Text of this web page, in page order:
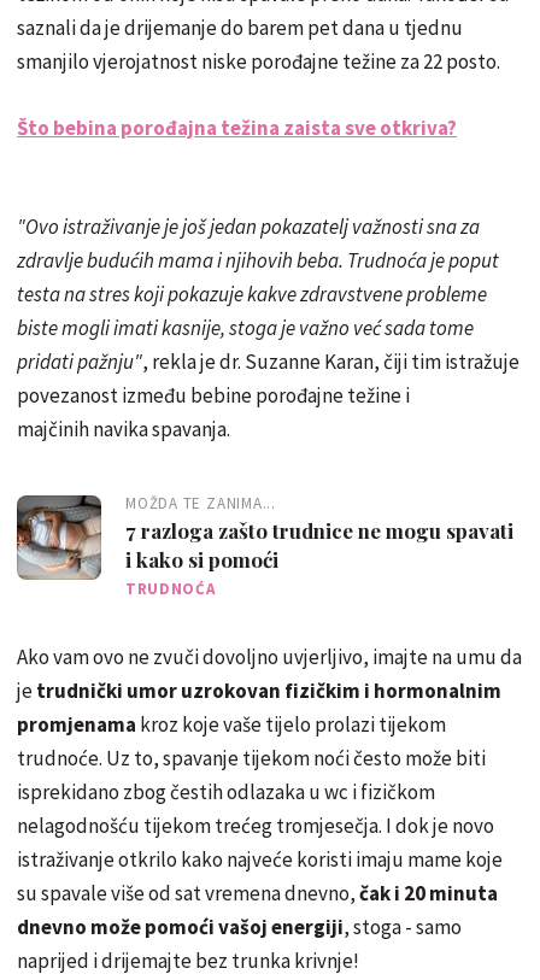
saznali da je drijemanje do barem pet dana u tjednu
smanjilo vjerojatnost niske porođajne težine za 22 posto.
Što bebina porođajna težina zaista sve otkriva?
"Ovo istraživanje je još jedan pokazatelj važnosti sna za
zdravlje budućih mama i njihovih beba. Trudnoća je poput
testa na stres koji pokazuje kakve zdravstvene probleme
biste mogli imati kasnije, stoga je važno već sada tome
pridati pažnju", rekla je dr. Suzanne Karan, čiji tim istražuje
povezanost između bebine porođajne težine i
majčinih navika spavanja.
MOŽDA TE ZANIMA...
7 razloga zašto trudnice ne mogu spavati
i kako si pomoći
TRUDNOĆA
Ako vam ovo ne zvuči dovoljno uvjerljivo, imajte na umu da
jetrudnički umor uzrokovan fizičkim i hormonalnim
promjenama kroz koje vaše tijelo prolazi tijekom
trudnoće. Uz to, spavanje tijekom noći često može biti
isprekidano zbog čestih odlazaka u wc i fizičkom
nelagodnošću tijekom trećeg tromjesečja. I dok je novo
istraživanje otkrilo kako najveće koristi imaju mame koje
su spavale više od sat vremena dnevno,čak i 20 minuta
dnevno može pomoći vašoj energiji, stoga - samo
naprijed i drijemajte bez trunka krivnje!